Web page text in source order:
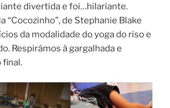
divertida e foi…hilariante.
“Cocozinho”, de Stephanie Blake
da modalidade do yoga do riso e
Respirámos à gargalhada e
final.